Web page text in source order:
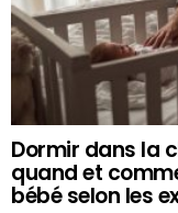
Dormir dans la
quand et
bébé selon les